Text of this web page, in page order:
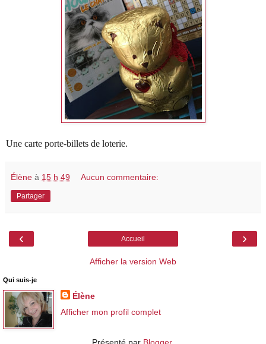
Une carte porte-billets de loterie.
Élène à 15 h 49 Aucun commentaire:
Partager
‹ ›
Accueil
Afficher la version Web
Qui suis-je
Élène
Afficher mon profil complet